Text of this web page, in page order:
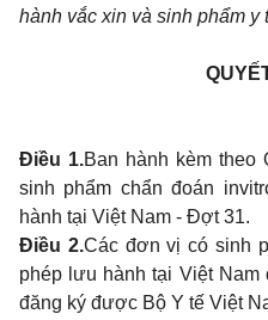
hành vắc xin và sinh phẩm y
Điều 1.Ban hành kèm theo
sinh phẩm chẩn đoán
hành tại Việt Nam - Đợt 31.
Điều 2.Các đơn vị có sinh
phép lưu hành tại Việt
đăng ký được Bộ Y tế Việt